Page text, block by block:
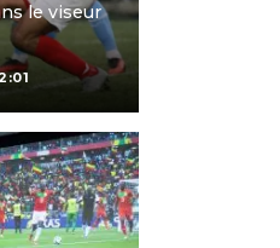
le viseur